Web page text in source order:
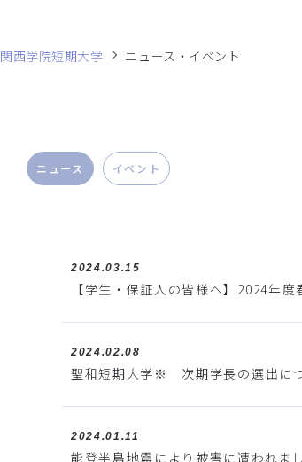
関西学院短期大学 ニュース・イベント
ニュース イベント
2024.03.15
【学生・保証人の皆様へ】2024年
2024.02.08
聖和短期大学※ 次期学長の選出に
2024.01.11
能登半島地震により被害に遭われま